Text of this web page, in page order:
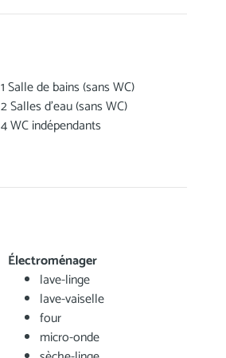
1 Salle de bains (sans WC)
2 Salles d'eau (sans WC)
4 WC indépendants
Électroménager
lave-linge
lave-vaiselle
four
micro-onde